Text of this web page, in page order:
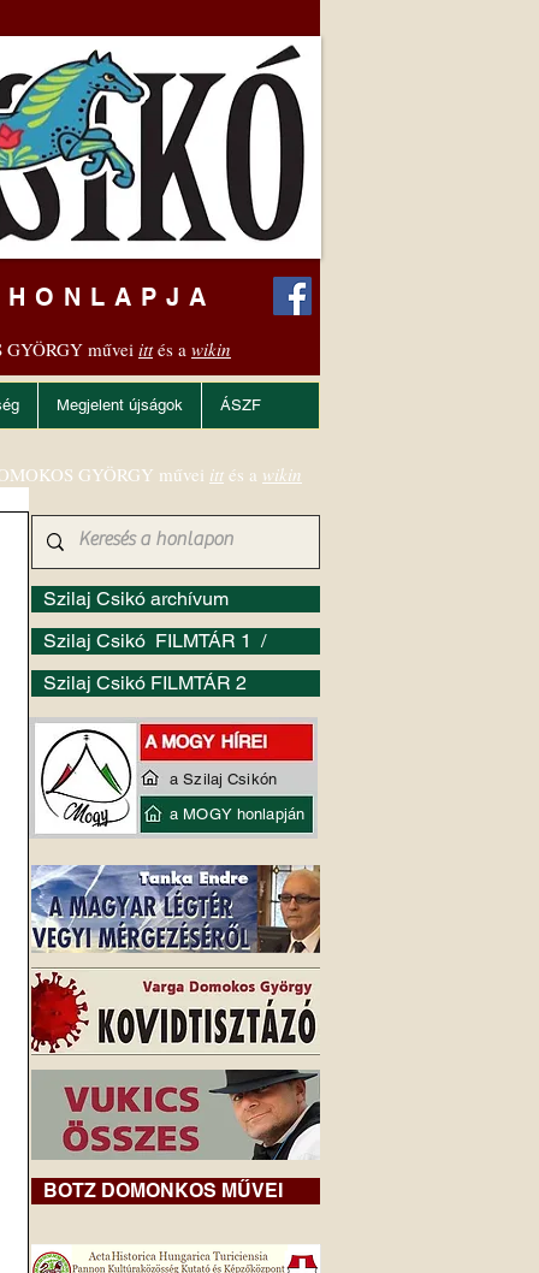
műveiittés a wikin
Megjelent újságok ÁSZF
Szilaj Csikó archívum
Szilaj Csikó FILMTÁR 1 /
Szilaj Csikó FILMTÁR 2
GYÖRGY művei itt és a wikin
BOTZ DOMONKOS MŰVEI
a Szilaj Csikón
a MOGY honlapján